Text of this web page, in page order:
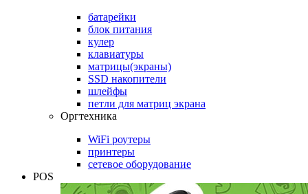
батарейки
блок питания
кулер
клавиатуры
матрицы(экраны)
SSD накопители
шлейфы
петли для матриц экрана
Оргтехника
WiFi роутеры
принтеры
сетевое оборудование
POS